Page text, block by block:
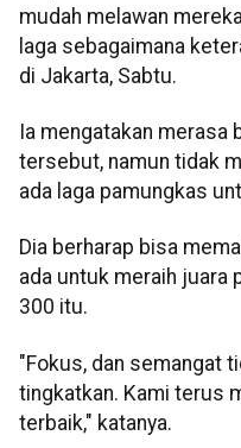
mudah melawan
laga sebagaimana
di Jakarta, Sabtu.
Ia mengatakan merasa
tersebut, namun tidak
ada laga pamungkas
Dia berharap bisa
ada untuk meraih juara
300 itu.
"Fokus, dan semangat
tingkatkan. Kami terus
terbaik," katanya.